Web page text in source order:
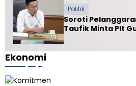
Politik
Soroti
Taufik Minta Plt
Ekonomi